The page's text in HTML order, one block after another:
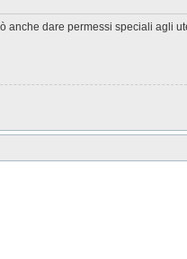
anche dare permessi speciali agli